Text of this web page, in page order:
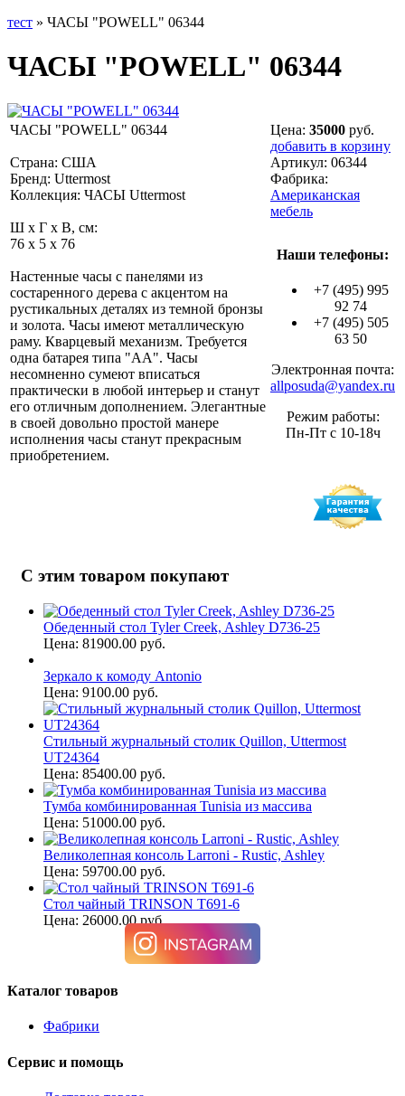
тест » ЧАСЫ "POWELL" 06344
ЧАСЫ "POWELL" 06344
ЧАСЫ "POWELL" 06344
Страна: США
Бренд: Uttermost
Коллекция: ЧАСЫ Uttermost
Ш x Г x В, см:
76 x 5 x 76
Настенные часы с панелями из
состаренного дерева с акцентом на
рустикальных деталях из темной бронзы
и золота. Часы имеют металлическую
раму. Кварцевый механизм. Требуется
одна батарея типа "АА". Часы
несомненно сумеют вписаться
практически в любой интерьер и станут
его отличным дополнением. Элегантные
в своей довольно простой манере
исполнения часы станут прекрасным
приобретением.
Цена: 35000 руб.
добавить в корзину
Артикул: 06344
Фабрика:
Американская
мебель
Наши телефоны:
+7 (495) 995
92 74
+7 (495) 505
63 50
Электронная почта:
allposuda@yandex.ru
Режим работы:
Пн-Пт с 10-18ч
С этим товаром покупают
Обеденный стол Tyler Creek, Ashley D736-25
Цена: 81900.00 руб.
Зеркало к комоду Antonio
Цена: 9100.00 руб.
Стильный журнальный столик Quillon, Uttermost
UT24364
Цена: 85400.00 руб.
Тумба комбинированная Tunisia из массива
Цена: 51000.00 руб.
Великолепная консоль Larroni - Rustic, Ashley
Цена: 59700.00 руб.
Стол чайный TRINSON T691-6
Цена: 26000.00 руб.
Каталог товаров
Фабрики
Сервис и помощь